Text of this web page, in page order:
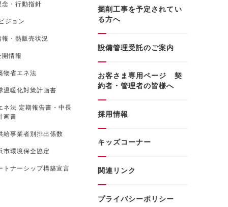
念・行動指針
ジョン
報・熱販売状況
開情報
物省エネ法
温暖化対策計画書
ネ法 定期報告書・中長
画書
給事業者別排出係数
市環境保全協定
トナーシップ構築宣言
掘削工事を予定されてい
る方へ
設備管理受託のご案内
お客さま専用ページ 契
約者・管理者の皆様へ
採用情報
キッズコーナー
関連リンク
プライバシーポリシー